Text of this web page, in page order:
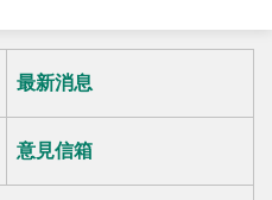
最新消息
意見信箱